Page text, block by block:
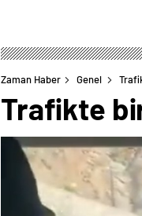
Zaman Haber Genel
Trafikte